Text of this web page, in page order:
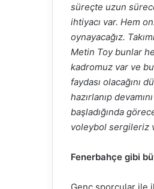
süreçte uzun
ihtiyacı var. Hem
oynayacağız.
Metin Toy bunlar
kadromuz var ve
faydası olacağını
hazırlanıp
başladığında
voleybol sergileriz
Fenerbahçe gibi